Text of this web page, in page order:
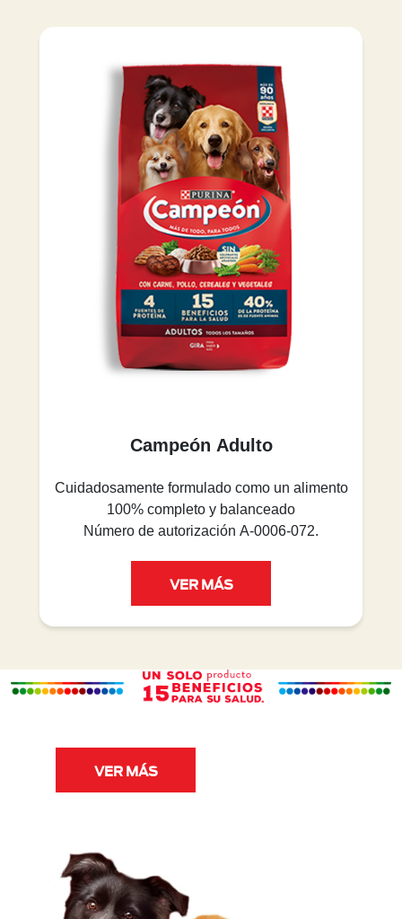
Campeón Adulto
Cuidadosamente formulado como un alimento
100% completo y balanceado
Número de autorización A-0006-072.
VER MÁS
VER MÁS